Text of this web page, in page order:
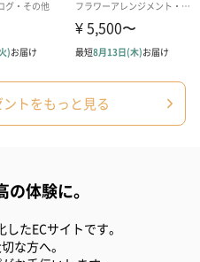
・プリザーブドフラワーを同
います。予めご了承くださ
ブドフラワー
トをもっと見る
体験に。
たECサイトです。
な方へ。